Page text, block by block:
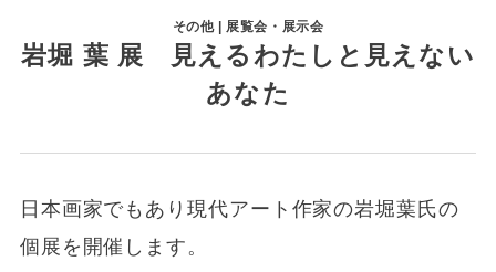
その他 | 展覧会・展示会
岩堀 葉 展 見えるわたしと見えない
あなた
日本画家でもあり現代アート作家の岩堀葉氏の
個展を開催します。